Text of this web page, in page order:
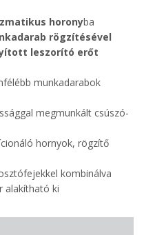
horonyba
rögzítésével
leszorító erőt
munkadarabok
megmunkált csúszó-
hornyok, rögzítő
kombinálva
alakítható ki